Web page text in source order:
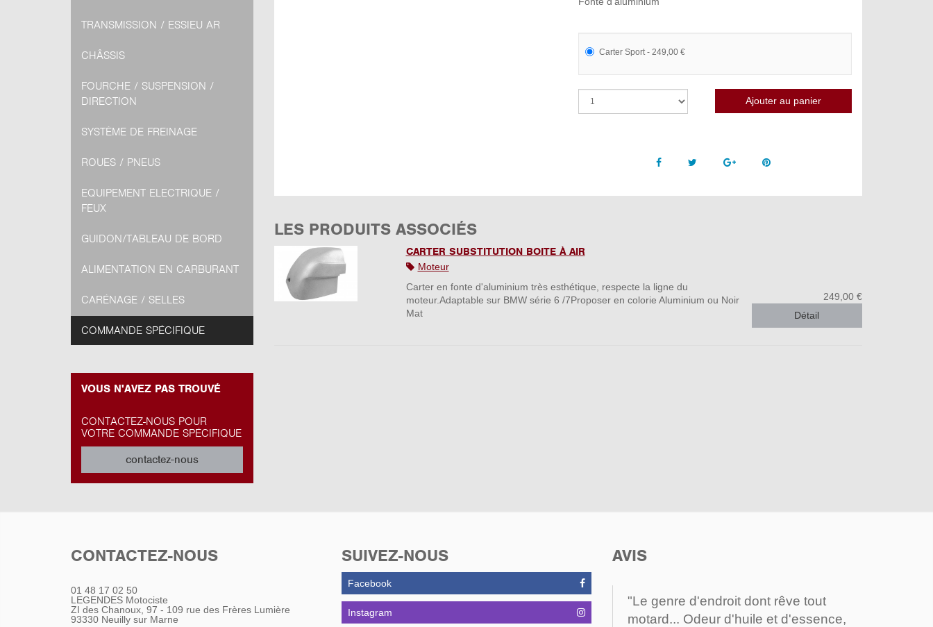
Carter Sport - 249,00 €
Facebook Twitter Google +Pinterest
LES PRODUITS ASSOCIÉS
CARTER SUBSTITUTION BOITE À AIR
Moteur
Carter en fonte d'aluminium très esthétique, respecte la ligne du
moteur.Adaptable sur BMW série 6 /7Proposer en colorie Aluminium ou Noir
Mat
249,00 €
Détail
TRANSMISSION / ESSIEU AR
CHÂSSIS
FOURCHE / SUSPENSION /
DIRECTION
SYSTÈME DE FREINAGE
ROUES / PNEUS
EQUIPEMENT ELECTRIQUE /
FEUX
GUIDON/TABLEAU DE BORD
ALIMENTATION EN CARBURANT
CARÉNAGE / SELLES
COMMANDE SPÉCIFIQUE
VOUS N'AVEZ PAS TROUVÉ
CONTACTEZ-NOUS POUR
VOTRE COMMANDE SPÉCIFIQUE
contactez-nous
CONTACTEZ-NOUS
01 48 17 02 50
LEGENDES Motociste
ZI des Chanoux, 97 - 109 rue des Frères Lumière
93330 Neuilly sur Marne
SUIVEZ-NOUS
Facebook
Instagram
AVIS
"Le genre d'endroit dont rêve tout
motard... Odeur d'huile et d'essence,